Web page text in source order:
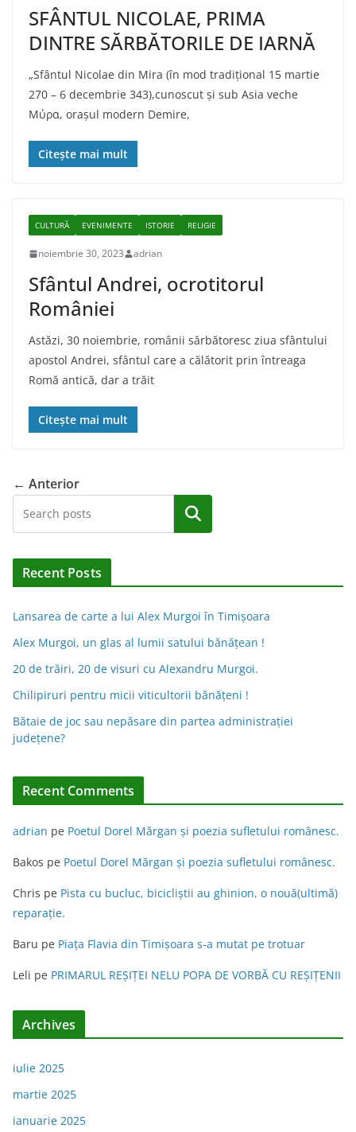
SFÂNTUL NICOLAE, PRIMA
DINTRE SĂRBĂTORILE DE IARNĂ
„Sfântul Nicolae din Mira (în mod tradițional 15 martie
270 – 6 decembrie 343),cunoscut și sub Asia veche
Μύρα, orașul modern Demire,
Citește mai mult
CULTURĂ EVENIMENTE ISTORIE RELIGIE
noiembrie 30, 2023 adrian
Sfântul Andrei, ocrotitorul
României
Astăzi, 30 noiembrie, românii sărbătoresc ziua sfântului
apostol Andrei, sfântul care a călătorit prin întreaga
Romă antică, dar a trăit
Citește mai mult
← Anterior
Caută
Recent Posts
Lansarea de carte a lui Alex Murgoi în Timișoara
Alex Murgoi, un glas al lumii satului bănățean !
20 de trăiri, 20 de visuri cu Alexandru Murgoi.
Chilipiruri pentru micii viticultorii bănăţeni !
Bătaie de joc sau nepăsare din partea administraţiei
judeţene?
Recent Comments
adrian pe Poetul Dorel Mărgan şi poezia sufletului românesc.
Bakos pe Poetul Dorel Mărgan şi poezia sufletului românesc.
Chris pe Pista cu bucluc, bicicliștii au ghinion, o nouă(ultimă)
reparație.
Baru pe Piața Flavia din Timişoara s-a mutat pe trotuar
Leli pe PRIMARUL REŞIŢEI NELU POPA DE VORBĂ CU REŞIŢENII
Archives
iulie 2025
martie 2025
ianuarie 2025